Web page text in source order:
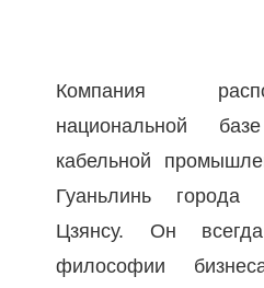
Компания
национальной
кабельной
Гуаньлинь города
Цзянсу. Он
философии